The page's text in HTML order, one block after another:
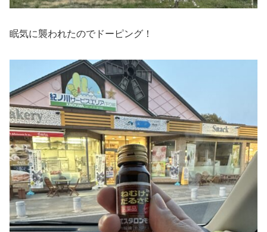
眠気に襲われたのでドーピング！